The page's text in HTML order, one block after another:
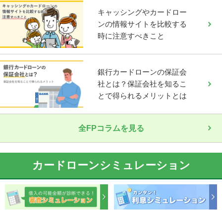
キャッシングやカードロー
ンの情報サイトを比較する
時に注意すべきこと
銀行カードローンの保証会
社とは？保証会社を知るこ
とで得られるメリットとは
全FPコラムを見る
カードローンシミュレーション